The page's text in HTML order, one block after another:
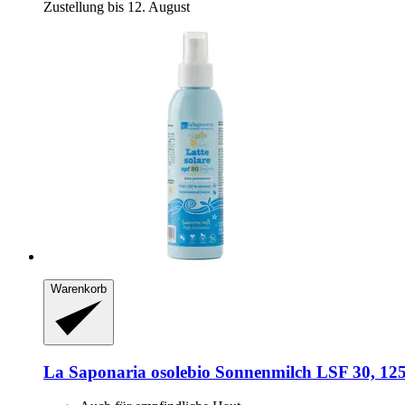
Zustellung bis 12. August
Warenkorb
La Saponaria osolebio Sonnenmilch LSF 30,